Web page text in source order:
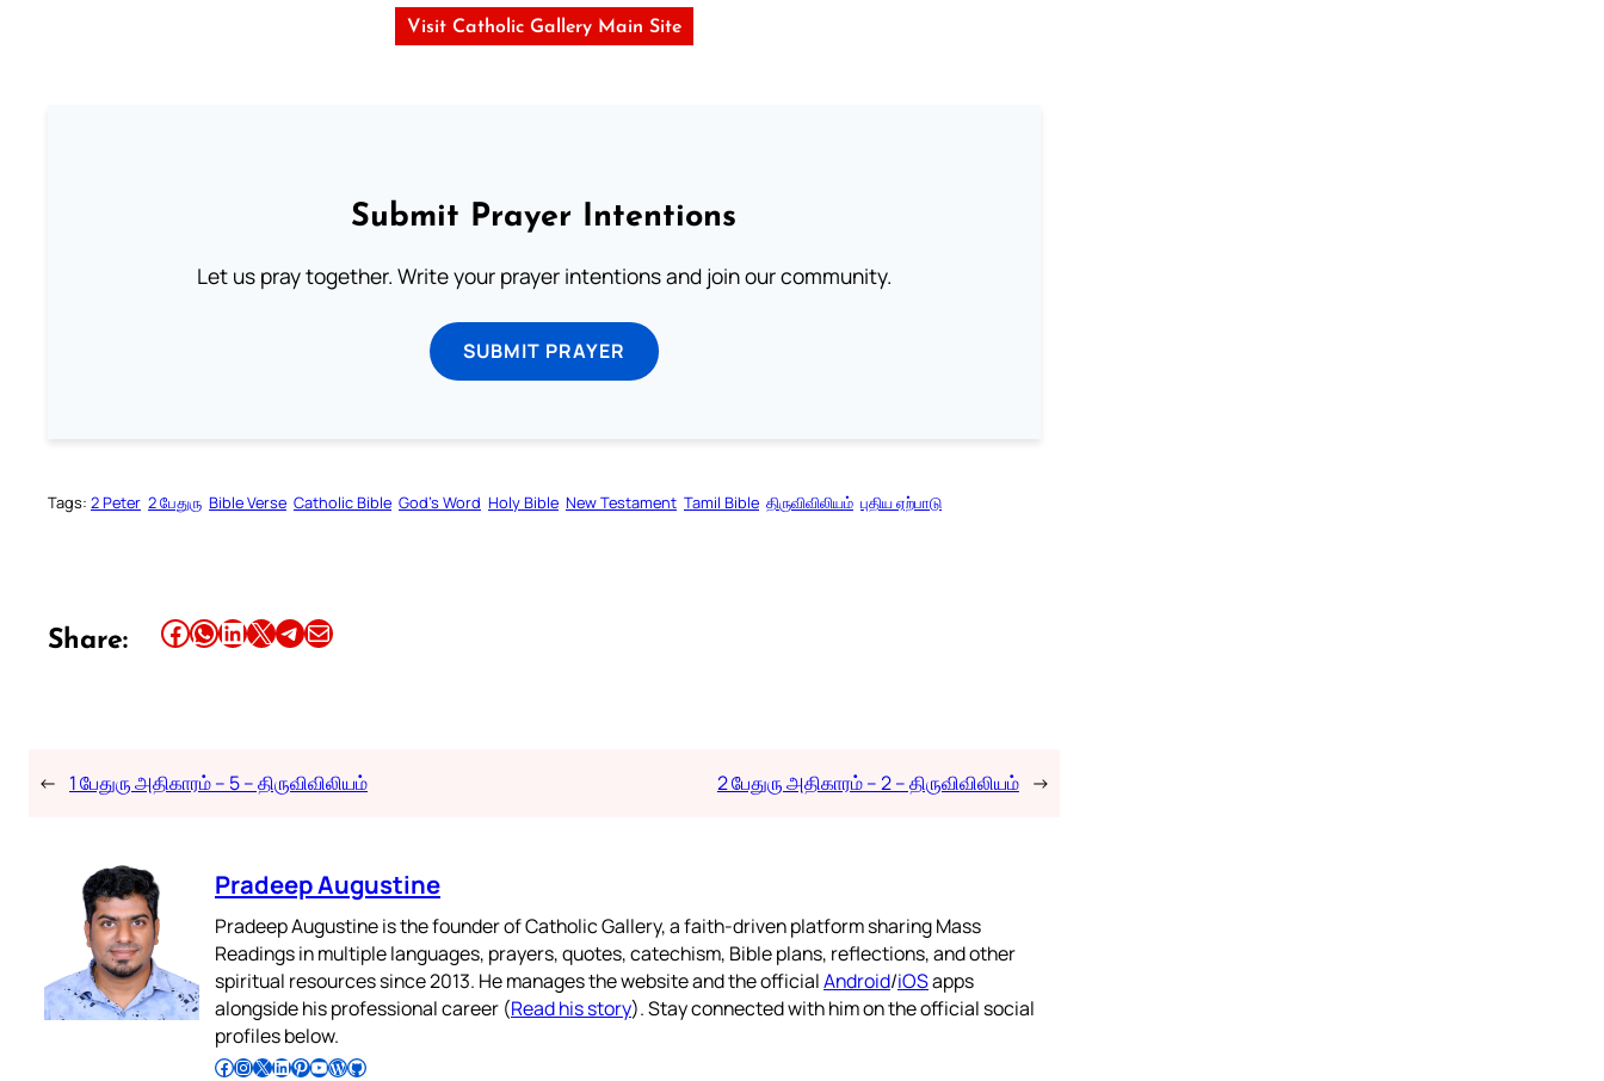
Visit Catholic Gallery Main Site
Submit Prayer Intentions
Let us pray together. Write your prayer intentions and join our community.
SUBMIT PRAYER
Tags: 2 Peter 2 பேதுரு Bible Verse Catholic Bible God’s Word Holy Bible New Testament Tamil Bible திருவிவிலியம் புதிய ஏற்பாடு
Share: Share this article on Facebook Share this article on WhatsApp Share this article on LinkedIn Share this article on X Share this article on TelegramEmail this Article
← 1 பேதுரு அதிகாரம் – 5 – திருவிவிலியம் 2 பேதுரு அதிகாரம் – 2 – திருவிவிலியம் →
Pradeep Augustine
Pradeep Augustine is the founder of Catholic Gallery, a faith-driven platform sharing Mass
Readings in multiple languages, prayers, quotes, catechism, Bible plans, reflections, and other
spiritual resources since 2013. He manages the website and the officialAndroid/iOSapps
alongside his professional career (Read his story). Stay connected with him on the official social
profiles below.
Follow Pradeep on Facebook Follow Pradeep on InstagramFollow Pradeep on X Follow Pradeep on LinkedIn Follow Pradeep on Pinterest Subscribe to Pradeep’s Youtube Channel Follow Pradeep on WordPress Follow Pradeep on GitHub